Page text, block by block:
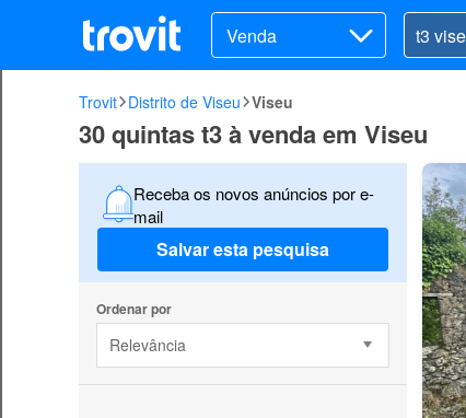
Venda
Trovit Distrito de Viseu Viseu
30 quintas t3 à venda em Viseu
Receba os novos anúncios por e-
mail
Salvar esta pesquisa
Ordenar por
Relevância